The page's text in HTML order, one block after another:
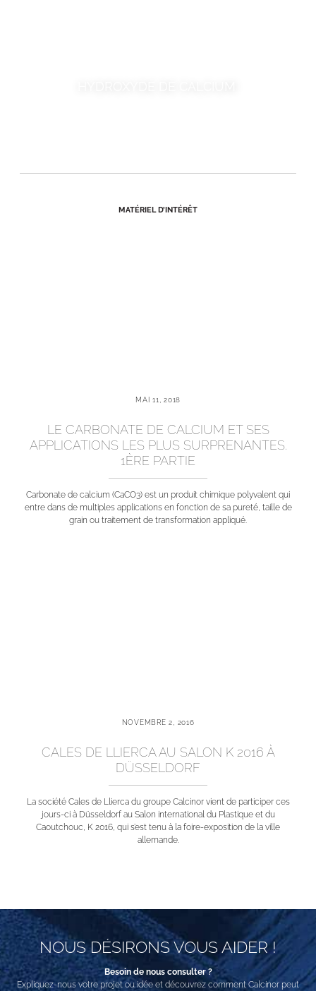
MATÉRIEL D’INTÉRÊT
MAI 11, 2018
LE CARBONATE DE CALCIUM ET SES
APPLICATIONS LES PLUS SURPRENANTES.
1ÈRE PARTIE
Carbonate de calcium (CaCO3) est un produit chimique polyvalent qui
entre dans de multiples applications en fonction de sa pureté, taille de
grain ou traitement de transformation appliqué.
NOVEMBRE 2, 2016
CALES DE LLIERCA AU SALON K 2016 À
DÜSSELDORF
La société Cales de Llierca du groupe Calcinor vient de participer ces
jours-ci à Düsseldorf au Salon international du Plastique et du
Caoutchouc, K 2016, qui s’est tenu à la foire-exposition de la ville
allemande.
NOUS DÉSIRONS VOUS AIDER !
Besoin de nous consulter ?
Expliquez-nous votre projet ou idée et découvrez comment Calcinor peut